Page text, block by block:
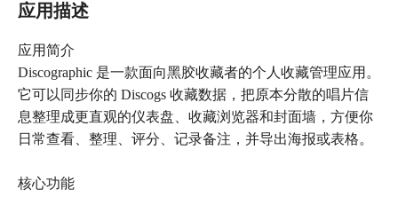
应用描述
应用简介
Discographic 是一款面向黑胶收藏者的个人收藏管理应用。
它可以同步你的 Discogs 收藏数据，把原本分散的唱片信
息整理成更直观的仪表盘、收藏浏览器和封面墙，方便你
日常查看、整理、评分、记录备注，并导出海报或表格。
核心功能